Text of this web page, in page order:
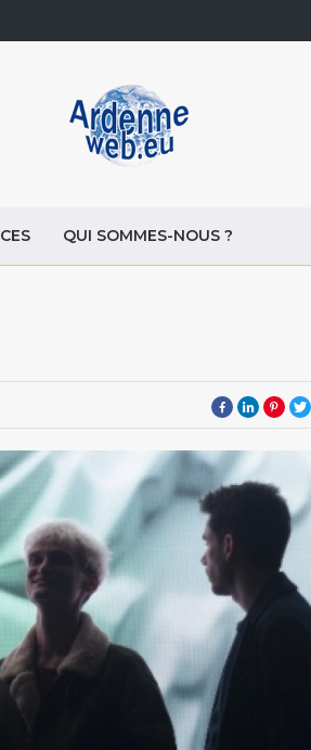
QUI SOMMES-NOUS ?